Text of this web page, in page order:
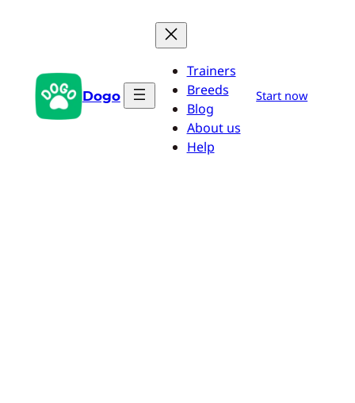
Dogo
Trainers
Breeds
Blog
About us
Help
Start now